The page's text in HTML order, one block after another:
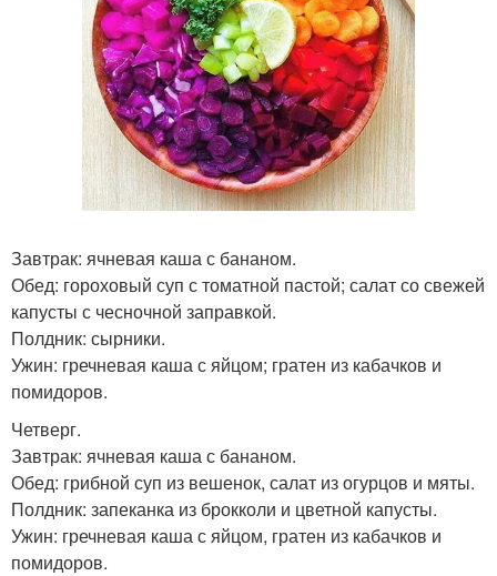
Завтрак: ячневая каша с бананом.
Обед: гороховый суп с томатной пастой; салат со свежей
капусты с чесночной заправкой.
Полдник: сырники.
Ужин: гречневая каша с яйцом; гратен из кабачков и
помидоров.
Четверг.
Завтрак: ячневая каша с бананом.
Обед: грибной суп из вешенок, салат из огурцов и мяты.
Полдник: запеканка из брокколи и цветной капусты.
Ужин: гречневая каша с яйцом, гратен из кабачков и
помидоров.